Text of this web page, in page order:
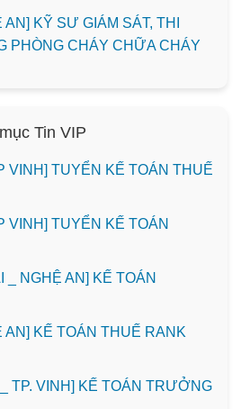
KỸ SƯ GIÁM SÁT, THI
PHÒNG CHÁY CHỮA CHÁY
Tin VIP
VINH] TUYỂN KẾ TOÁN THUẾ
VINH] TUYỂN KẾ TOÁN
_ NGHỆ AN] KẾ TOÁN
AN] KẾ TOÁN THUẾ RANK
TP. VINH] KẾ TOÁN TRƯỞNG